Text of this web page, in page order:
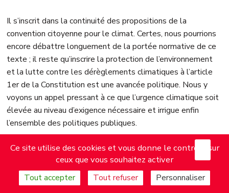
Il s’inscrit dans la continuité des propositions de la
convention citoyenne pour le climat. Certes, nous pourrions
encore débattre longuement de la portée normative de ce
texte ; il reste qu’inscrire la protection de l’environnement
et la lutte contre les dérèglements climatiques à l’article
1er de la Constitution est une avancée politique. Nous y
voyons un appel pressant à ce que l’urgence climatique soit
élevée au niveau d’exigence nécessaire et irrigue enfin
l’ensemble des politiques publiques.
Nous avions proposé au cours des débats de reprendre la
proposition de modification du préambule de la
Constitution, bien vite rejetée par le chef de l’État en juin
dernier. Quel était l’enjeu de cette modification ? Tout
Ce site utilise des cookies et vous donne le contrôle sur
ceux que vous souhaitez activer
Tout accepter Tout refuser Personnaliser